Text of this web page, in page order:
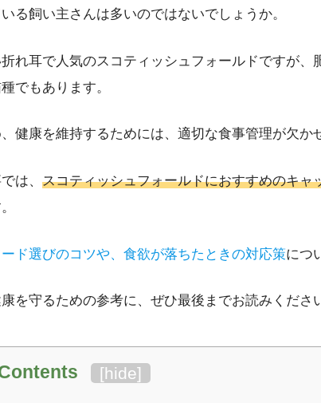
る飼い主さんは多いのではないでしょうか。
れ耳で人気のスコティッシュフォールドですが、
でもあります。
健康を維持するためには、適切な食事管理が欠か
は、 スコティッシュフォールドにおすすめのキャ
ド選びのコツや、食欲が落ちたときの対応策につ
を守るための参考に、ぜひ最後までお読みくださ
[hide]